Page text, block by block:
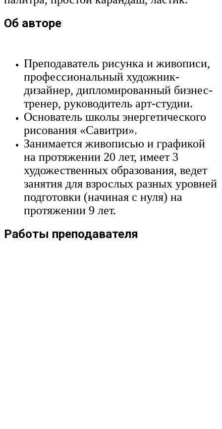
Об авторе
Преподаватель рисунка и живописи,
профессиональный художник-
дизайнер, дипломированный бизнес-
тренер, руководитель арт-студии.
Основатель школы энергетического
рисования «Савитри».
Занимается живописью и графикой
на протяжении 20 лет, имеет 3
художественных образования, ведет
занятия для взрослых разных уровней
подготовки (начиная с нуля) на
протяжении 9 лет.
Работы преподавателя